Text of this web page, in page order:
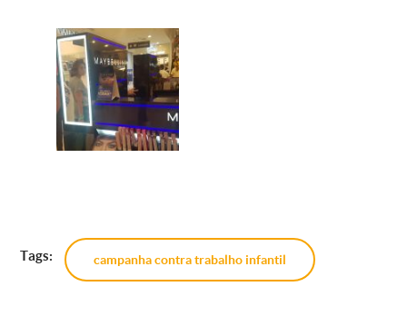
Tags: campanha contra trabalho infantil